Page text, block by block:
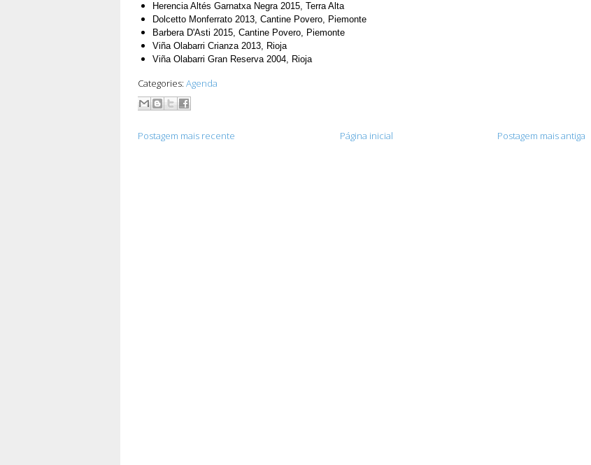
Herencia Altés Garnatxa Negra 2015, Terra Alta
Dolcetto Monferrato 2013, Cantine Povero, Piemonte
Barbera D'Asti 2015, Cantine Povero, Piemonte
Viña Olabarri Crianza 2013, Rioja
Viña Olabarri Gran Reserva 2004, Rioja
Categories: Agenda
Postagem mais recente Postagem mais antiga
Página inicial